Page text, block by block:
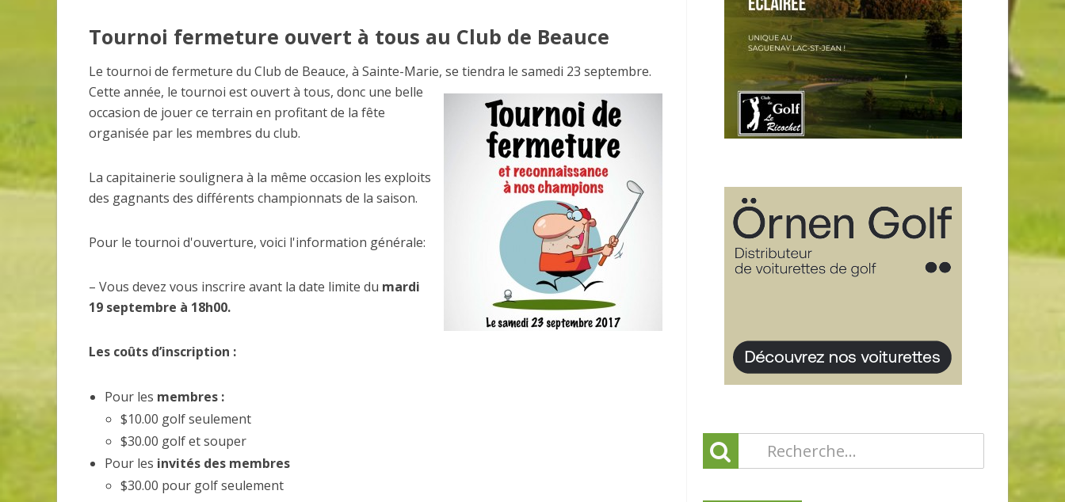
Tournoi fermeture ouvert à tous au Club de Beauce
Le tournoi de fermeture du Club de Beauce, à Sainte-Marie, se tiendra le samedi 23 septembre.
Cette année, le tournoi est ouvert à tous, donc une belle
occasion de jouer ce terrain en profitant de la fête
organisée par les membres du club.
La capitainerie soulignera à la même occasion les exploits
des gagnants des différents championnats de la saison.
Pour le tournoi d'ouverture, voici l'information générale:
– Vous devez vous inscrire avant la date limite du mardi
19 septembre à 18h00.
Les coûts d’inscription :
Pour les membres :
$10.00 golf seulement
$30.00 golf et souper
Pour les invités des membres
$30.00 pour golf seulement